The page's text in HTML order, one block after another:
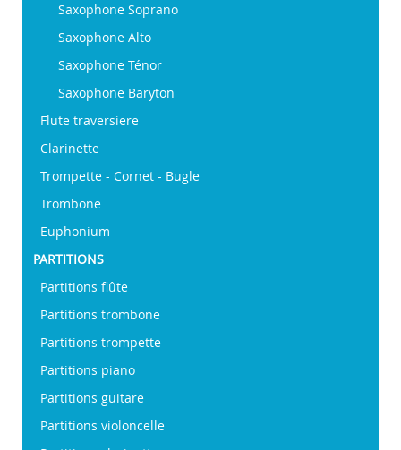
Saxophone Soprano
Saxophone Alto
Saxophone Ténor
Saxophone Baryton
Flute traversiere
Clarinette
Trompette - Cornet - Bugle
Trombone
Euphonium
PARTITIONS
Partitions flûte
Partitions trombone
Partitions trompette
Partitions piano
Partitions guitare
Partitions violoncelle